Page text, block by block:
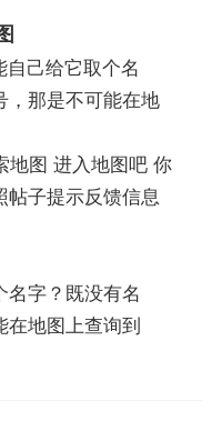
己给它取个名
，那是不可能在地
地图 进入地图吧 你
子提示反馈信息
字？既没有名
在地图上查询到